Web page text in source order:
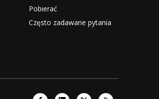
Pobierać
Często zadawane pytania